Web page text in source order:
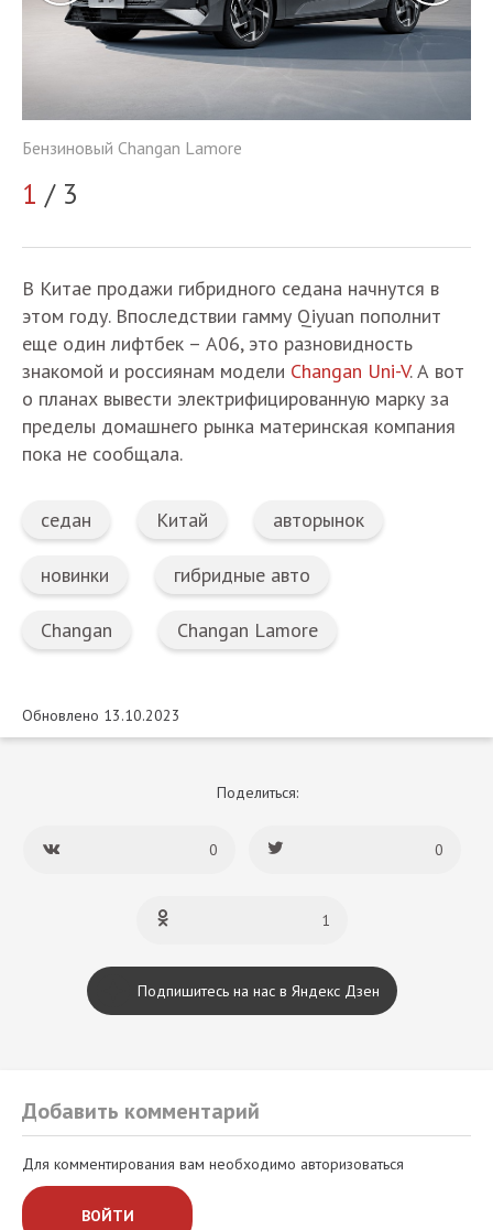
Бензиновый Changan Lamore
1 / 3
В Китае продажи гибридного седана начнутся в
этом году. Впоследствии гамму Qiyuan пополнит
еще один лифтбек – A06, это разновидность
знакомой и россиянам модели Changan Uni-V. А вот
о планах вывести электрифицированную марку за
пределы домашнего рынка материнская компания
пока не сообщала.
седан Китай авторынок
новинки гибридные авто
Changan Changan Lamore
Обновлено 13.10.2023
Поделиться:
0 0
1
Подпишитесь на нас в Яндекс Дзен
Добавить комментарий
Для комментирования вам необходимо авторизоваться
ВОЙТИ